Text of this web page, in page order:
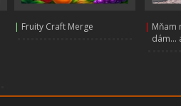
| Fruity Craft Merge | Mňam
dám...